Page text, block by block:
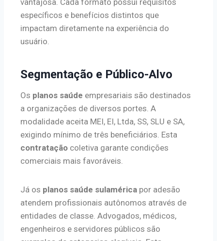
vantajosa. Cada formato possui requisitos
específicos e benefícios distintos que
impactam diretamente na experiência do
usuário.
Segmentação e Público-Alvo
Os planos saúde empresariais são destinados
a organizações de diversos portes. A
modalidade aceita MEI, EI, Ltda, SS, SLU e SA,
exigindo mínimo de três beneficiários. Esta
contratação coletiva garante condições
comerciais mais favoráveis.
Já os planos saúde sulamérica por adesão
atendem profissionais autônomos através de
entidades de classe. Advogados, médicos,
engenheiros e servidores públicos são